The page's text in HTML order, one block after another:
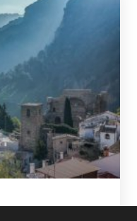
9 Likes